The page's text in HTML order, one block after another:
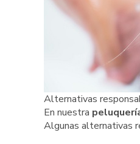
Alternativas
En nuestra
Algunas alternativas